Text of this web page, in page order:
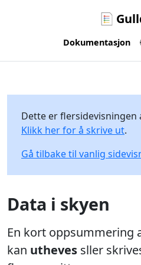
Dokumentasjon
Dette er flersidevisningen
Klikk her for å skrive ut.
Gå tilbake til vanlig
Data i skyen
En kort oppsummering
kan utheves sller